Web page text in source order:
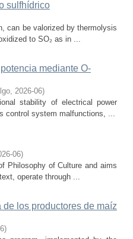
sulfhídrico
can be valorized by thermolysis
to SO₂ as in ...
mediante O-
, 2026-06)
stability of electrical power
control system malfunctions, ...
06)
Philosophy of Culture and aims
operate through ...
los productores de maíz
)